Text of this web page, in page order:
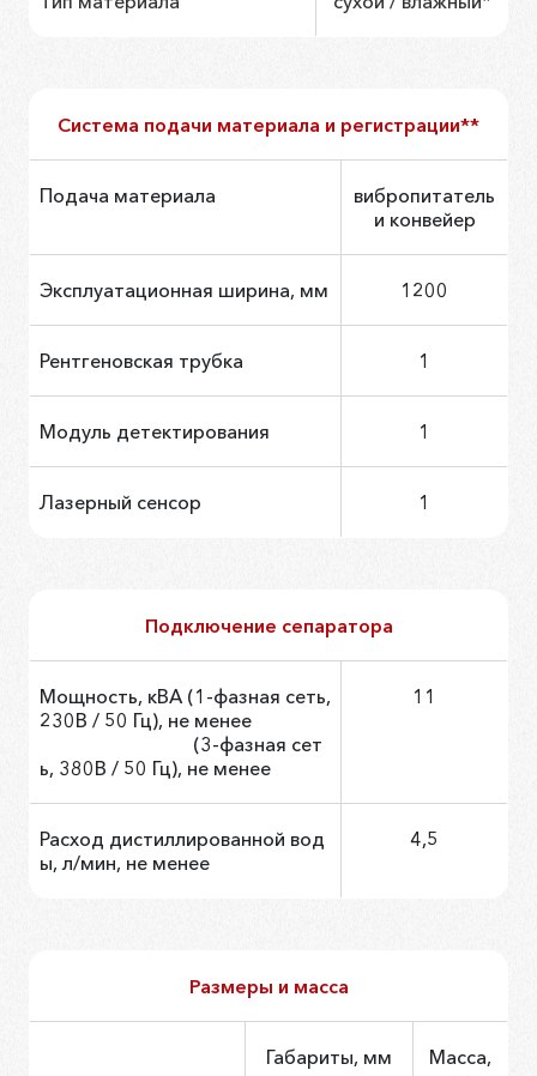
Система подачи материала и регистрации**
Подача материала
вибропитатель
и конвейер
Эксплуатационная ширина, мм 1200
Рентгеновская трубка 1
Модуль детектирования 1
Лазерный сенсор 1
Подключение сепаратора
Мощность, кВА (1-фазная сеть,
230В / 50 Гц), не менее
(3-фазная сет
ь, 380В / 50 Гц), не менее
11
Расход дистиллированной вод
ы, л/мин, не менее
4,5
Размеры и масса
Габариты, мм
Масса,